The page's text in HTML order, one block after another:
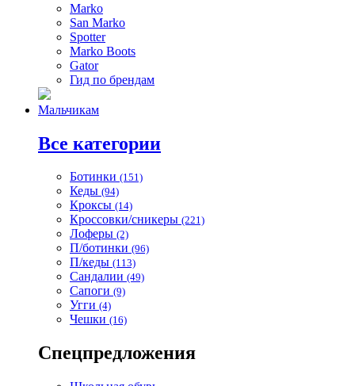
Marko
San Marko
Spotter
Marko Boots
Gator
Гид по брендам
Мальчикам
Все категории
Ботинки (151)
Кеды (94)
Кроксы (14)
Кроссовки/сникеры (221)
Лоферы (2)
П/ботинки (96)
П/кеды (113)
Сандалии (49)
Сапоги (9)
Угги (4)
Чешки (16)
Спецпредложения